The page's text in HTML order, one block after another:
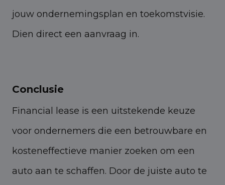
jouw ondernemingsplan en toekomstvisie.
Dien direct een aanvraag in.
Conclusie
Financial lease is een uitstekende keuze
voor ondernemers die een betrouwbare en
kosteneffectieve manier zoeken om een
auto aan te schaffen. Door de juiste auto te